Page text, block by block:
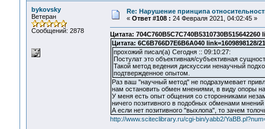
bykovsky
Ветеран
Сообщений: 2878
Re: Нарушение принципа
« Ответ #108 : 24 Февраля 2021, 04:02:45 »
Цитата: 704C760B5C7C740B5310730B515642260
Цитата: 6C6B766D7E6B6A040 link=1609898128/
прохожий писал(а) Сегодня :: 09:10:27:
Постулат это объективная/субъективная
Такой метод ведения дискуссии ненаучный
подтвержденное опытом.
Раз ваш "научный метод" не подразумевает
нам остановить обмен мнениями, в виду опоры
У меня есть опыт общения со сторонниками
ничего позитивного в подобных обменами мнений
А если нет позитивного "выхлопа", то зачем
http://www.sciteclibrary.ru/cgi-bin/yabb2/